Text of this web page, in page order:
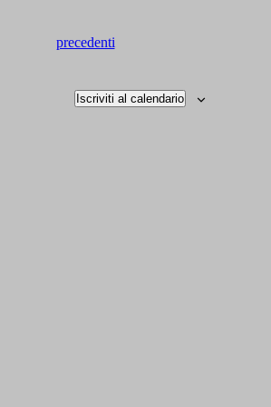
Eventi
precedenti
Iscriviti al calendario